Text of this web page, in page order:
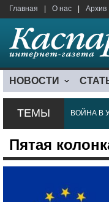
Главная О нас Архив
НОВОСТИ
ТЕМЫ ВОЙНА В
Пятая